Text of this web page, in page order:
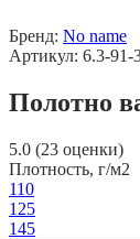
Бренд: No name
Артикул: 6.3-91-
Полотно
5.0 (23 оценки)
Плотность, г/м2
110
125
145